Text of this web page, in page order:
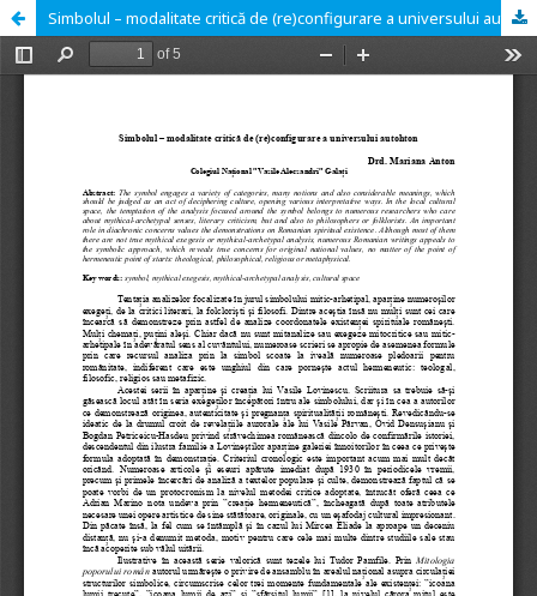
Simbolul – modalitate critică de (re)configurare a universului autohton